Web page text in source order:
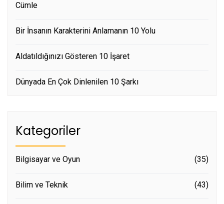
Cümle
Bir İnsanın Karakterini Anlamanın 10 Yolu
Aldatıldığınızı Gösteren 10 İşaret
Dünyada En Çok Dinlenilen 10 Şarkı
Kategoriler
Bilgisayar ve Oyun (35)
Bilim ve Teknik (43)